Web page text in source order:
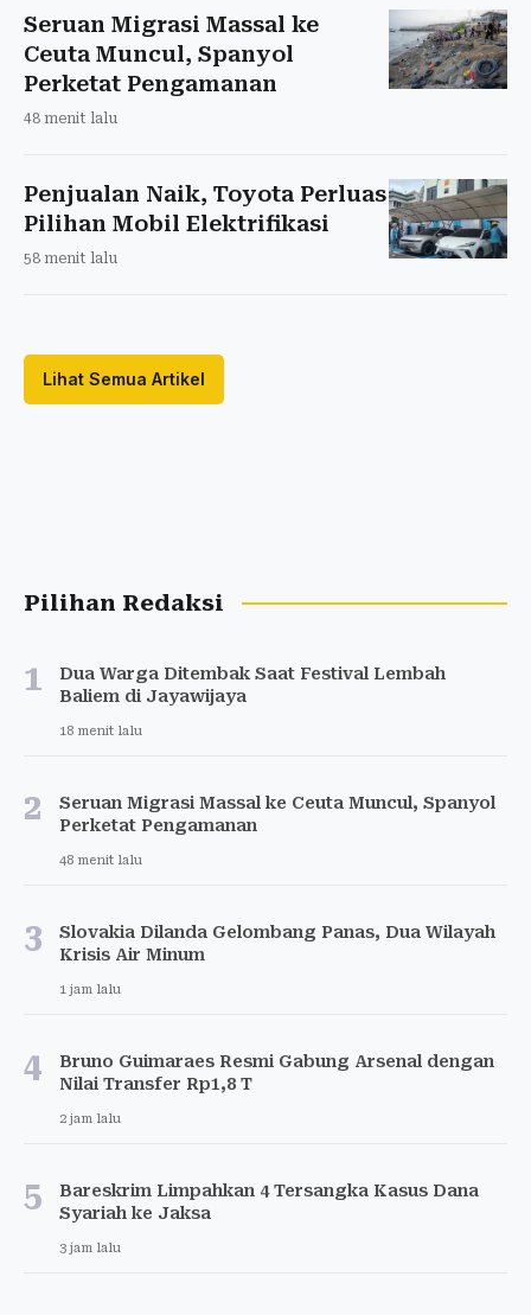
Seruan Migrasi Massal ke
Ceuta Muncul, Spanyol
Perketat Pengamanan
48 menit lalu
Penjualan Naik, Toyota Perluas
Pilihan Mobil Elektrifikasi
58 menit lalu
Lihat Semua Artikel
Pilihan Redaksi
1
Dua Warga Ditembak Saat Festival Lembah
Baliem di Jayawijaya
18 menit lalu
2
Seruan Migrasi Massal ke Ceuta Muncul, Spanyol
Perketat Pengamanan
48 menit lalu
3
Slovakia Dilanda Gelombang Panas, Dua Wilayah
Krisis Air Minum
1 jam lalu
4
Bruno Guimaraes Resmi Gabung Arsenal dengan
Nilai Transfer Rp1,8 T
2 jam lalu
5
Bareskrim Limpahkan 4 Tersangka Kasus Dana
Syariah ke Jaksa
3 jam lalu